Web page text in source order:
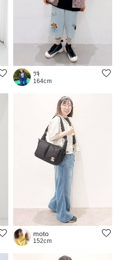
ﾂｷ
164cm
moto
152cm